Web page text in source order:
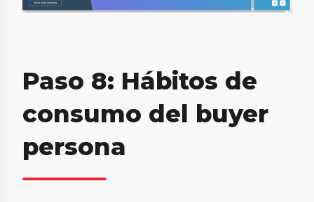
Paso 8: Hábitos de
consumo del buyer
persona